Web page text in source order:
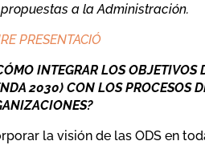
propuestas a la Administración.
PRESENTACIÓ
INTEGRAR LOS OBJETIVOS
2030) CON LOS PROCESOS
la visión de las ODS en